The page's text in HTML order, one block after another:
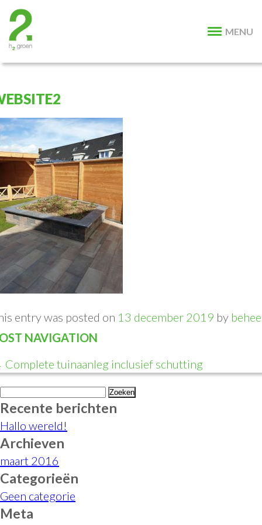
MENU
entry was posted on 13 december 2019 by
NAVIGATION
Complete tuinaanleg inclusief schutting
Zoeken
naar:
Recente berichten
Hallo wereld!
Archieven
maart 2016
Categorieën
Geen categorie
Meta